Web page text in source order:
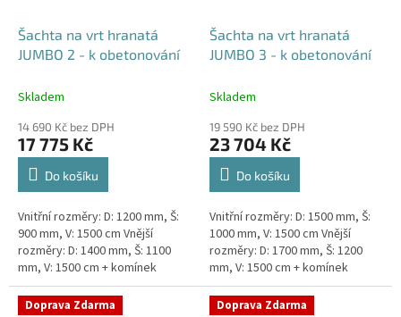
Šachta na vrt hranatá
JUMBO 2 - k obetonování
Skladem
14 690 Kč bez DPH
17 775 Kč
Do košíku
Vnitřní rozměry: D: 1200 mm, Š:
900 mm, V: 1500 cm Vnější
rozměry: D: 1400 mm, Š: 1100
mm, V: 1500 cm + komínek
Šachta na vrt k obetonování -
vhodná pod parkovací...
Šachta na vrt hranatá
JUMBO 3 - k obetonování
Skladem
19 590 Kč bez DPH
23 704 Kč
Do košíku
Vnitřní rozměry: D: 1500 mm, Š:
1000 mm, V: 1500 cm Vnější
rozměry: D: 1700 mm, Š: 1200
mm, V: 1500 cm + komínek
Šachta na vrt k obetonování -
vhodná pod parkovací...
Doprava Zdarma Doprava Zdarma